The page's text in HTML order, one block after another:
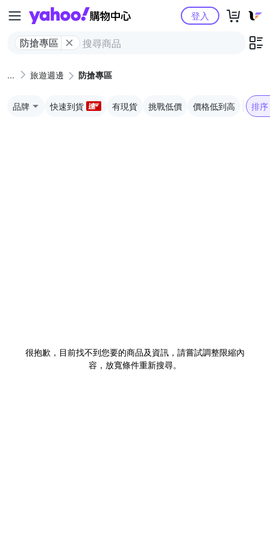
Yahoo購物中心
防搶專區
登入
旅遊週邊 防搶專區
品牌 快速到貨 有現貨 挑戰低價 價格低到高 排序
很抱歉，目前找不到您要的商品及資訊，請嘗試調整限縮內
容，放寬條件重新搜尋。